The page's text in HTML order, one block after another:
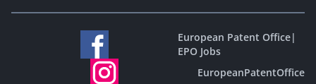
European Patent Office|
EPO Jobs
EuropeanPatentOffice